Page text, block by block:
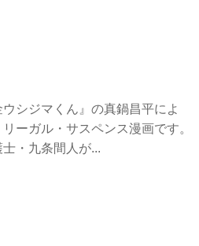
シジマくん』の真鍋昌平によ
ーガル・サスペンス漫画です。
・九条間人が...